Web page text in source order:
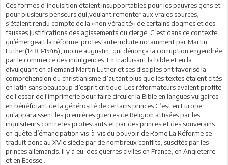
Ces formes d’inquisition étaient insupportables pour les pauvres gens et
pour plusieurs penseurs qui,voulant remonter aux vraies sources,
s’étaient rendu compte de la «non véracité» de certains dogmes et des
fausses justifications des agissements du clergé. C’est dans ce contexte
qu’émergeait la réforme protestante induite notamment par Martin
Luther(1483-1546), moine augustin, qui dénonça la corruption engendrée
par le commerce des indulgences. En traduisant la bible et en la
divulguant en allemand Martin Luther et ses disciples ont favorisé la
compréhension du christianisme d’autant plus que les textes étaient cités
en latin sans beaucoup d’esprit critique. Les réformateurs avaient profité
de l'essor de l'imprimerie pour faire circuler la Bible en langues vulgaires
en bénéficiant de la générosité de certains princes.C’est en Europe
qu'apparaissent les premières guerres de Religion attisées par les
inquisiteurs contre les protestants et par des princes et des souverains
en quête d’émancipation vis-à-vis du pouvoir de Rome.La Réforme se
traduit donc au XVIe siècle par de nombreux conflits, suscités par les
princes allemands. Il y a eu des guerres civiles en France, en Angleterre
et en Écosse .